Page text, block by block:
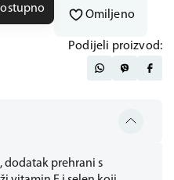
dodatak prehrani s
Omiljeno
Podijeli proizvod: